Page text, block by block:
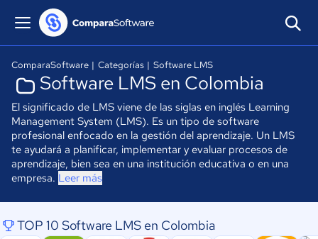
ComparaSoftware | Categorías | Software LMS
Software LMS en Colombia
El significado de LMS viene de las siglas en inglés Learning
Management System (LMS). Es un tipo de software
profesional enfocado en la gestión del aprendizaje. Un LMS
te ayudará a planificar, implementar y evaluar procesos de
aprendizaje, bien sea en una institución educativa o en una
empresa. Leer más
TOP 10 Software LMS en Colombia